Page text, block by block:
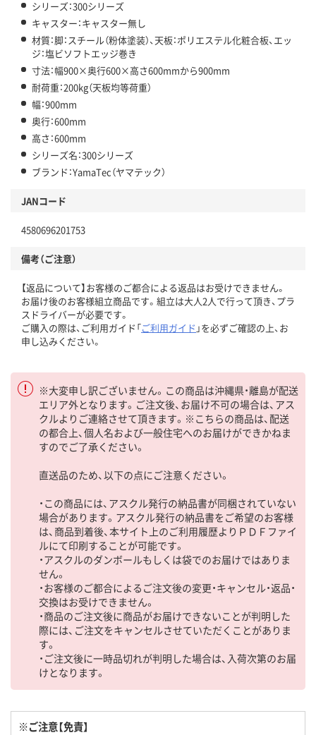
シリーズ：300シリーズ
キャスター：キャスター無し
材質：脚：スチール（粉体塗装）、天板：ポリエステル化粧合板、エッ
ジ：塩ビソフトエッジ巻き
寸法：幅900×奥行600×高さ600mmから900mm
耐荷重：200kg（天板均等荷重）
幅：900mm
奥行：600mm
高さ：600mm
シリーズ名：300シリーズ
ブランド：YamaTec（ヤマテック）
JANコード
4580696201753
備考（ご注意）
【返品について】お客様のご都合による返品はお受けできません。
お届け後のお客様組立商品です。組立は大人2人で行って頂き、プラ
スドライバーが必要です。
ご購入の際は、ご利用ガイド「ご利用ガイド 」を必ずご確認の上、お
申し込みください。
※大変申し訳ございません。この商品は沖縄県・離島が配送
エリア外となります。ご注文後、お届け不可の場合は、アス
クルよりご連絡させて頂きます。※こちらの商品は、配送
の都合上、個人名および一般住宅へのお届けができかねま
すのでご了承ください。
直送品のため、以下の点にご注意ください。
・この商品には、アスクル発行の納品書が同梱されていない
場合があります。アスクル発行の納品書をご希望のお客様
は、商品到着後、本サイト上のご利用履歴よりＰＤＦファイ
ルにて印刷することが可能です。
・アスクルのダンボールもしくは袋でのお届けではありま
せん。
・お客様のご都合によるご注文後の変更・キャンセル・返品・
交換はお受けできません。
・商品のご注文後に商品がお届けできないことが判明した
際には、ご注文をキャンセルさせていただくことがありま
す。
・ご注文後に一時品切れが判明した場合は、入荷次第のお届
けとなります。
※ご注意【免責】